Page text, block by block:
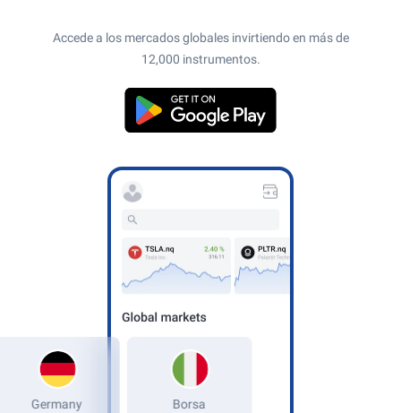
Accede a los mercados globales invirtiendo en más de
12,000 instrumentos.
Germany